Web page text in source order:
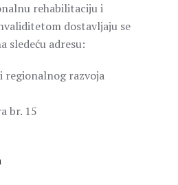
rehabilitaciju i
dostavljaju se
sledeću adresu:
regionalnog razvoja
br. 15